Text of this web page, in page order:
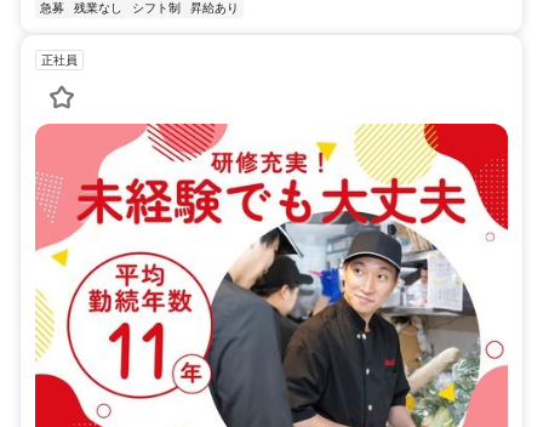
急募 残業なし シフト制 昇給あり
正社員